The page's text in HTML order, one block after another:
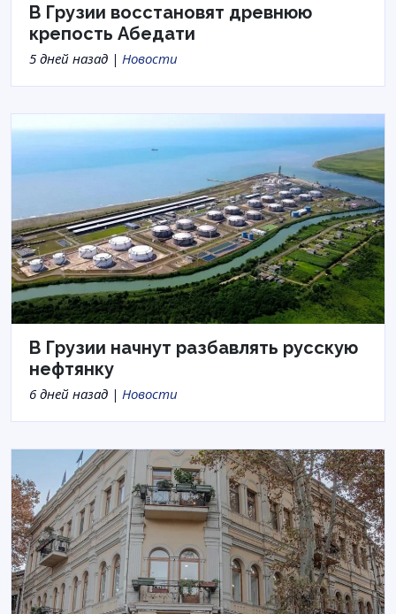
В Грузии восстановят древнюю
крепость Абедати
5 дней назад | Новости
В Грузии начнут разбавлять русскую
нефтянку
6 дней назад | Новости